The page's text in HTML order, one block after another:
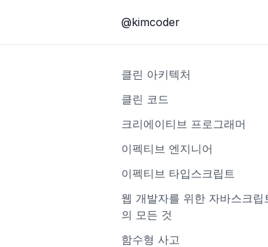
@kimcoder
클린 아키텍처
래밍 패러다임
3부, 설계 원칙
4부, 컴포넌트 원칙
클린 코드
4장, 주석
5장, 형식 맞추기
크리에이티브 프로그래머
3장 커뮤니케이션
4장 제약 조건
이펙티브 엔지니어
2부, 실행, 실행, 실행
3부, 장기적인 가치를 구축
이펙티브 타입스크립트
2장 타입스크립트의 타입
3장 타입 추론
웹 개발자를 위한 자바스크립
의 모든 것
함수형 사고